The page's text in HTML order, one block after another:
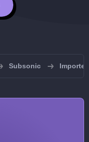
Subsonic